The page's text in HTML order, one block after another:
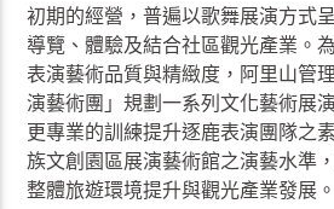
初期的經營，普遍以歌舞展演方式
導覽、體驗及結合社區觀光產業。
表演藝術品質與精緻度，阿里山管
演藝術團」規劃一系列文化藝術展
更專業的訓練提升逐鹿表演團隊之
族文創園區展演藝術館之演藝水準
整體旅遊環境提升與觀光產業發展。